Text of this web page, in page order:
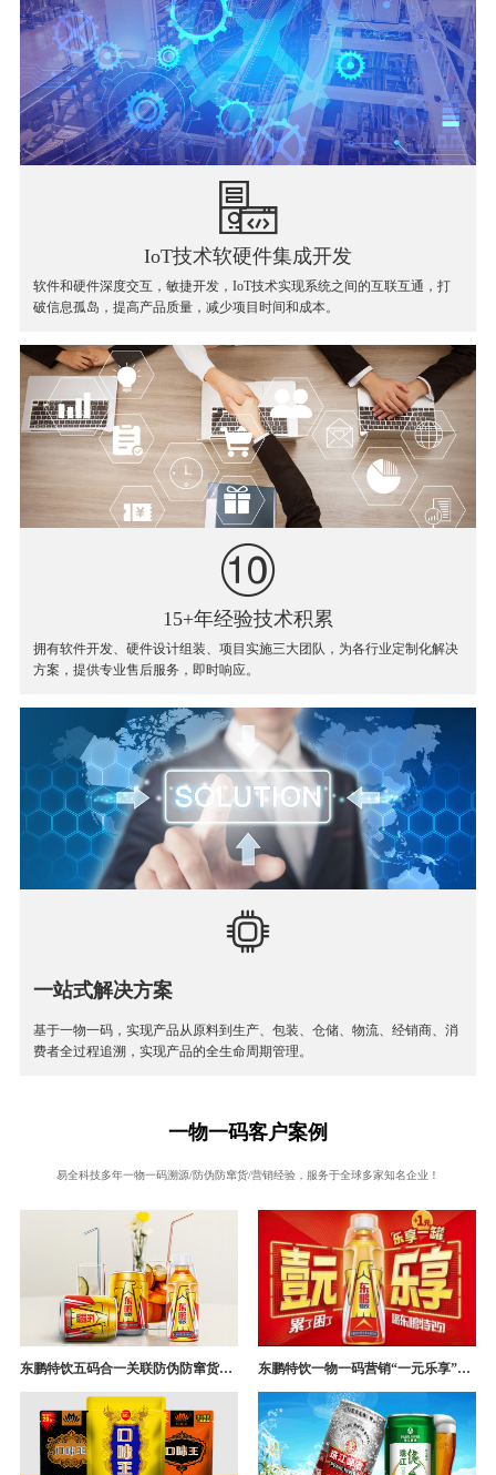
IoT技术软硬件集成开发
软件和硬件深度交互，敏捷开发，IoT技术实现系统之间的互联互通，打
破信息孤岛，提高产品质量，减少项目时间和成本。
15+年经验技术积累
拥有软件开发、硬件设计组装、项目实施三大团队，为各行业定制化解决
方案，提供专业售后服务，即时响应。
一站式解决方案
基于一物一码，实现产品从原料到生产、包装、仓储、物流、经销商、消
费者全过程追溯，实现产品的全生命周期管理。
一物一码客户案例
易全科技多年一物一码溯源/防伪防窜货/营销经验，服务于全球多家知名企业！
东鹏特饮五码合一关联防伪防窜货追溯系统成功案例 东鹏特饮一物一码营销“一元乐享”案例分析